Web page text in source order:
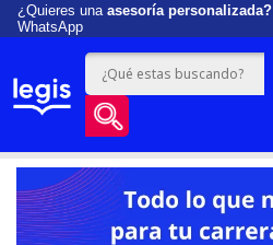
¿Quieres una asesoría personalizada?
WhatsApp